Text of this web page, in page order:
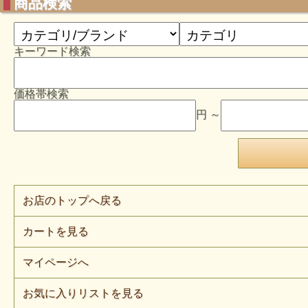
キーワード検索
価格帯検索
円 ～
お店のトップへ戻る
カートを見る
マイページへ
お気に入りリストを見る